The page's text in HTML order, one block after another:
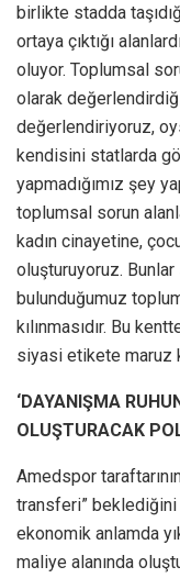
birlikte stadda
ortaya çıktığı
oluyor. Toplumsal
olarak
değerlendiriyoruz,
kendisini statlarda
yapmadığımız şey
toplumsal sorun
kadın cinayetine,
oluşturuyoruz.
bulunduğumuz
kılınmasıdır. Bu
siyasi etikete maruz
‘DAYANIŞMA
OLUŞTURACAK
Amedspor
transferi” beklediğini
ekonomik anlamda
maliye alanında